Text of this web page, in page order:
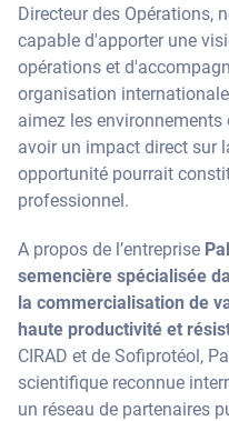
Directeur des Opérations,
capable d'apporter une
opérations et
organisation
aimez les
avoir un impact direct sur
opportunité pourrait
professionnel.
A propos de l’entreprise
semencière spécialisée
la commercialisation de
haute productivité et
CIRAD et de Sofiprotéol,
scientifique reconnue
un réseau de partenaires